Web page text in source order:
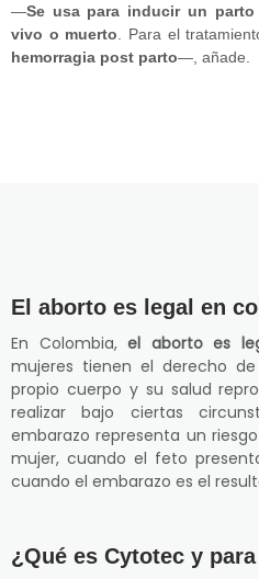
—Se usa para inducir un
vivo o muerto . Para el
hemorragia post parto—, añade.
El aborto es legal en
En Colombia, el aborto es
mujeres tienen el derecho
propio cuerpo y su salud
realizar bajo ciertas
embarazo representa un
mujer, cuando el feto
cuando el embarazo es el
¿Qué es Cytotec y